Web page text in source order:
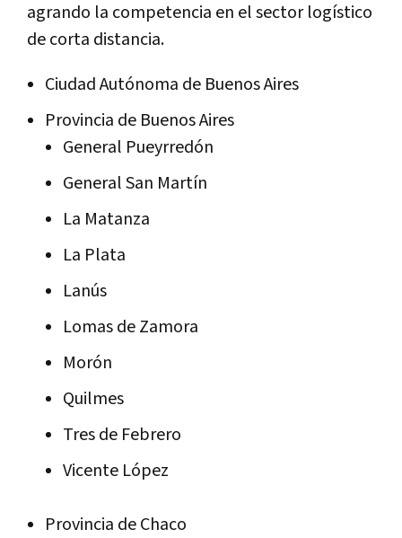
agrando la competencia en el sector logístico
de corta distancia.
Ciudad Autónoma de Buenos Aires
Provincia de Buenos Aires
General Pueyrredón
General San Martín
La Matanza
La Plata
Lanús
Lomas de Zamora
Morón
Quilmes
Tres de Febrero
Vicente López
Provincia de Chaco